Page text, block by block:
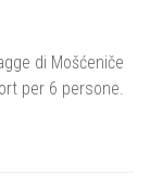
di Mošćeniče
per 6 persone.